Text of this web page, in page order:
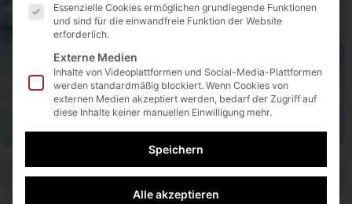
Mo. bis Do. von 09:00 Uhr bis 17:00 Uhr
von 09:00 Uhr bis 15:00 Uhr
0231 9453 8940
0231 9453 8949
info@insmedsys.de
Essenzielle Cookies ermöglichen grundlegende Funktionen
und sind für die einwandfreie Funktion der Website
erforderlich.
Externe Medien
Inhalte von Videoplattformen und Social-Media-Plattformen
werden standardmäßig blockiert. Wenn Cookies von
externen Medien akzeptiert werden, bedarf der Zugriff auf
diese Inhalte keiner manuellen Einwilligung mehr.
Speichern
Alle akzeptieren